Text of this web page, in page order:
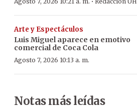
Arte y Espectáculos
Luis Miguel aparece en emotivo
comercial de Coca Cola
Agosto 7, 2026 10:13 a. m.
Notas más leídas